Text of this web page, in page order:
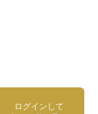
ログインして